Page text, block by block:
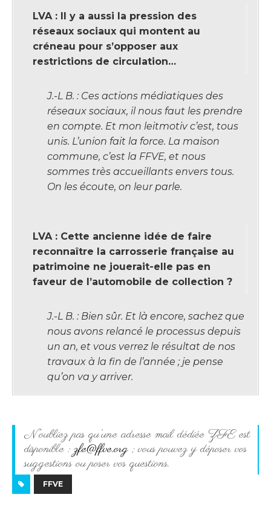
LVA : Il y a aussi la pression des
réseaux sociaux qui montent au
créneau pour s’opposer aux
restrictions de circulation…
J.-L B. : Ces actions médiatiques des
réseaux sociaux, il nous faut les prendre
en compte. Et mon leitmotiv c’est, tous
unis. L’union fait la force. La maison
commune, c’est la FFVE, et nous
sommes très accueillants envers tous.
On les écoute, on leur parle.
LVA : Cette ancienne idée de faire
reconnaître la carrosserie française au
patrimoine ne jouerait-elle pas en
faveur de l’automobile de collection ?
J.-L B. : Bien sûr. Et là encore, sachez que
nous avons relancé le processus depuis
un an, et vous verrez le résultat de nos
travaux à la fin de l’année ; je pense
qu’on va y arriver.
N’oubliez pas qu’une adresse mail dédiée ZFE est
disponible :zfe@ffve.org ; vous pouvez y déposer vos
suggestions ou poser vos questions.
FFVE